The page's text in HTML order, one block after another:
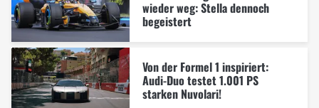
wieder weg: Stella dennoch
begeistert
Von der Formel 1 inspiriert:
Audi-Duo testet 1.001 PS
starken Nuvolari!